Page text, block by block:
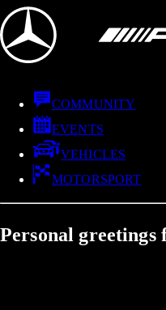
COMMUNITY
EVENTS
VEHICLES
MOTORSPORT
Personal